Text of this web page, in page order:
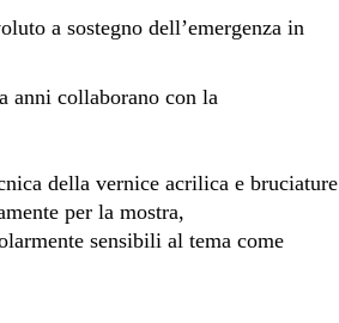
a sostegno dell’emergenza in
anni collaborano con la
della vernice acrilica e bruciature
per la mostra,
sensibili al tema come